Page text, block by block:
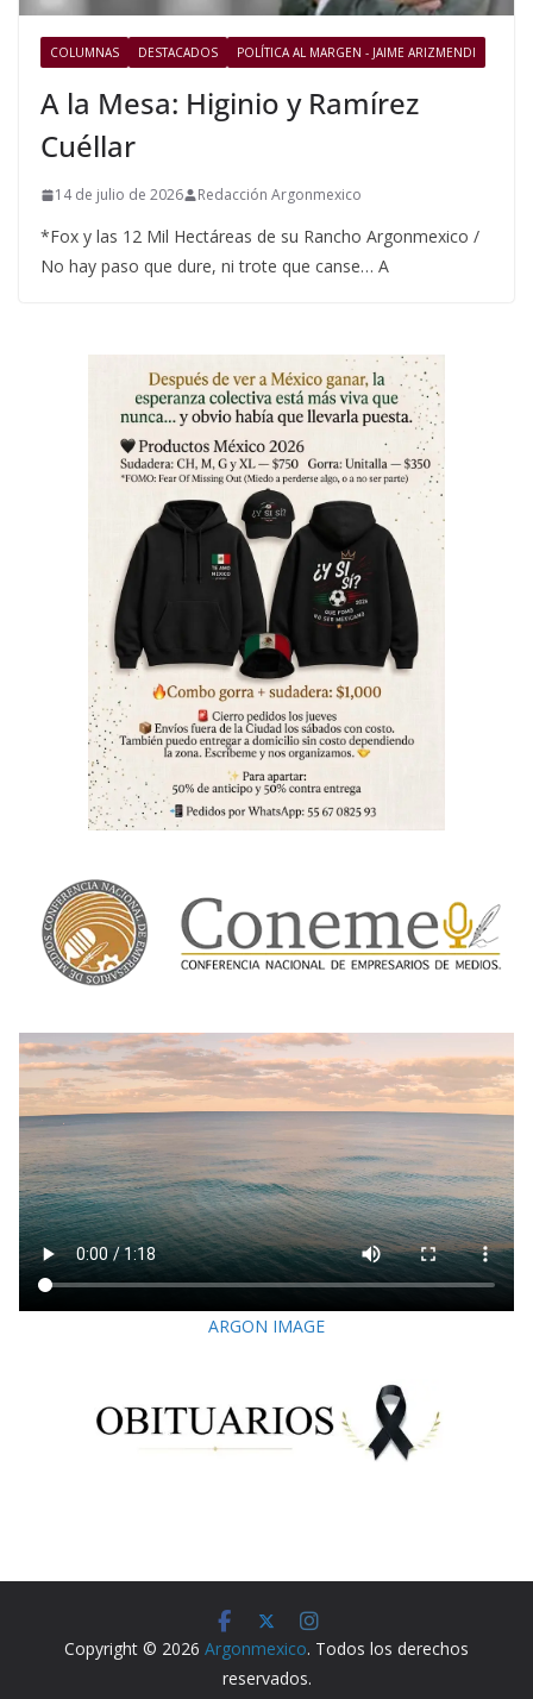
COLUMNAS DESTACADOS POLÍTICA AL MARGEN - JAIME ARIZMENDI
A la Mesa: Higinio y Ramírez
Cuéllar
14 de julio de 2026 Redacción Argonmexico
*Fox y las 12 Mil Hectáreas de su Rancho Argonmexico /
No hay paso que dure, ni trote que canse… A
ARGON IMAGE
Copyright © 2026 Argonmexico. Todos los derechos
reservados.